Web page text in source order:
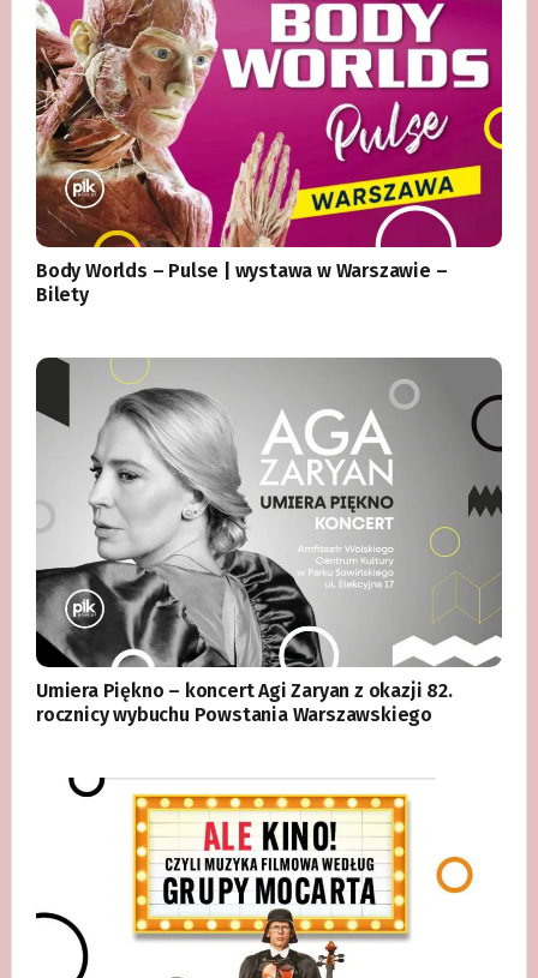
Body Worlds – Pulse | wystawa w Warszawie –
Bilety
Umiera Piękno – koncert Agi Zaryan z okazji 82.
rocznicy wybuchu Powstania Warszawskiego